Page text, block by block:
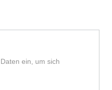
ein, um sich